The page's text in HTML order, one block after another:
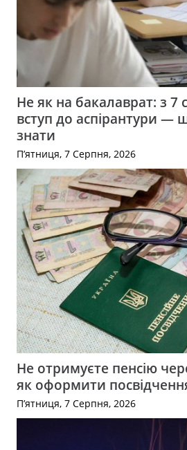
Не як на бакалаврат: з 7
вступ до аспірантури —
знати
П’ятниця, 7 Серпня, 2026
Не отримуєте пенсію
як оформити
П’ятниця, 7 Серпня, 2026